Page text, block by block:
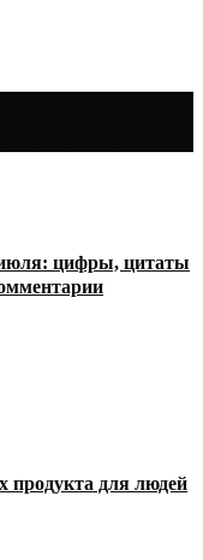
июля: цифры, цитаты
продукта для людей